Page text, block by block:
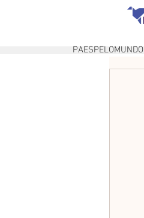
PAESPELOMUNDO